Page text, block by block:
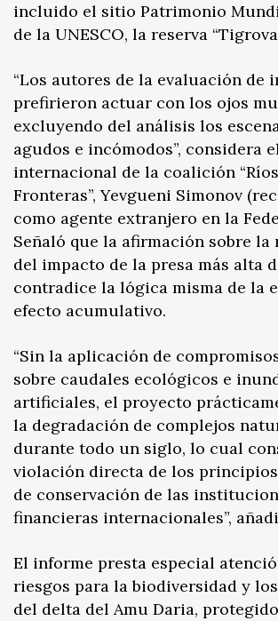
incluido el sitio Patrimonio
de la UNESCO, la reserva
“Los autores de la evaluación de
prefirieron actuar con los ojos
excluyendo del análisis los
agudos e incómodos”, considera
internacional de la coalición
Fronteras”, Yevgueni Simonov
como agente extranjero en la
Señaló que la afirmación sobre
del impacto de la presa más alta
contradice la lógica misma de la
efecto acumulativo.
“Sin la aplicación de
sobre caudales ecológicos e
artificiales, el proyecto
la degradación de complejos
durante todo un siglo, lo cual
violación directa de los principios
de conservación de las
financieras internacionales”,
El informe presta especial
riesgos para la biodiversidad y
del delta del Amu Daria,